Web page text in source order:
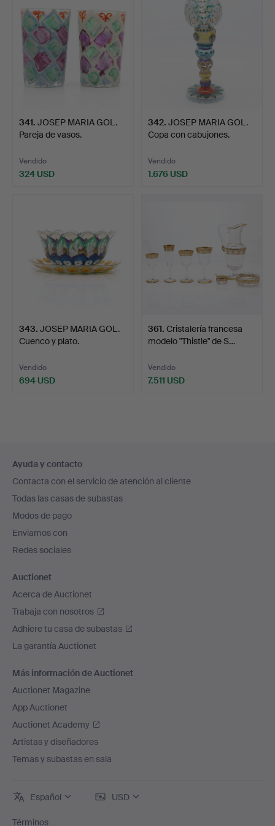
341. JOSEP MARIA GOL.
Pareja de vasos.
Vendido
324 USD
342. JOSEP MARIA GOL.
Copa con cabujones.
Vendido
1.676 USD
343. JOSEP MARIA GOL.
Cuenco y plato.
Vendido
694 USD
361. Cristalería francesa
modelo "Thistle" de S…
Vendido
7.511 USD
en
el
pie
de
página
Ayuda y contacto
Contacta con el servicio de atención al cliente
Todas las casas de subastas
Modos de pago
Enviamos con
Redes sociales
Auctionet
Acerca de Auctionet
Trabaja con nosotros
Adhiere tu casa de subastas
La garantía Auctionet
Más información de Auctionet
Auctionet Magazine
App Auctionet
Auctionet Academy
Artistas y diseñadores
Temas y subastas en sala
Español USD
Términos